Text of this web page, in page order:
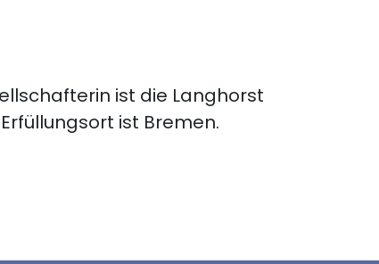
ist die Langhorst
ist Bremen.